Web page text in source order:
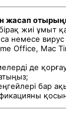
жасап
бірақ жиі
немесе
Office, Mac
де
бар